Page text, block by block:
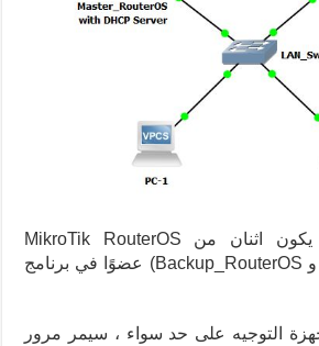
في هذه الشبكة ، يكون اثنان من MikroTik RouterOS
(Master_RouterOS و Backup_RouterOS) عضوًا في برنامج
التوجيه على حد سواء ، سيمر مرور